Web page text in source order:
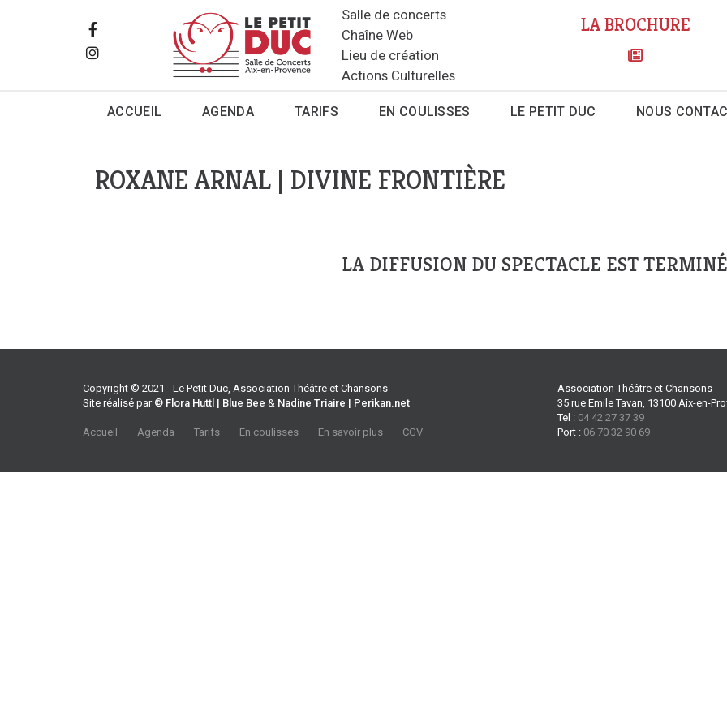
Salle de concerts
Chaîne Web
Lieu de création
Actions Culturelles
LA BROCHURE
ACCUEIL AGENDA TARIFS EN COULISSES LE PETIT DUC NOUS
ROXANE ARNAL | DIVINE FRONTIÈRE
LA DIFFUSION DU SPECTACLE EST
Copyright © 2021 - Le Petit Duc, Association Théâtre et Chansons
Site réalisé par © Flora Huttl | Blue Bee & Nadine Triaire | Perikan.net
Accueil Agenda Tarifs En coulisses En savoir plus CGV
Association Théâtre et Chansons
35 rue Emile Tavan, 13100 Aix-en-
Tel : 04 42 27 37 39
Port : 06 70 32 90 69